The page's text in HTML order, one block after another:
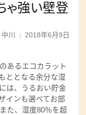
ゃ強い壁登
川 | 2018年6月9日
あるエコカラット
ととなる余分な湿
は、うるおい貯金
インも選べてお部
た、湿度80％を超